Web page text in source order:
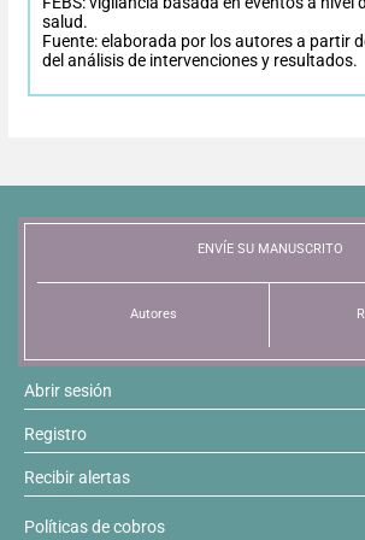
Resúmenes de congresos
salud.
Fuente: elaborada por los autores a partir
del análisis de intervenciones y resultados.
ENVÍE SU MANUSCRITO
Autores
Abrir sesión
Registro
Recibir alertas
Políticas de cobros